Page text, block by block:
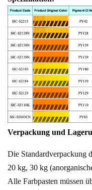
Verpackung und
Die Standardverpackung
20 kg, 30 kg
Alle Farbpasten müssen